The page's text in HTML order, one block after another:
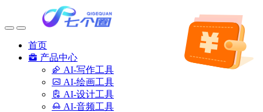
首页
产品中心
AI-写作工具
AI-绘画工具
AI-设计工具
AI-音频工具